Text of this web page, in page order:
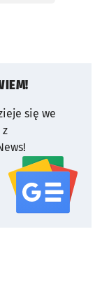
się we
z
serwisu